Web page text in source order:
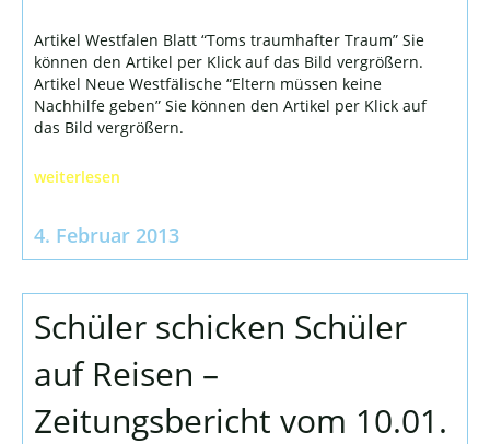
Artikel Westfalen Blatt “Toms traumhafter Traum” Sie
können den Artikel per Klick auf das Bild vergrößern.
Artikel Neue Westfälische “Eltern müssen keine
Nachhilfe geben” Sie können den Artikel per Klick auf
das Bild vergrößern.
weiterlesen
4. Februar 2013
Schüler schicken Schüler
auf Reisen –
Zeitungsbericht vom 10.01.